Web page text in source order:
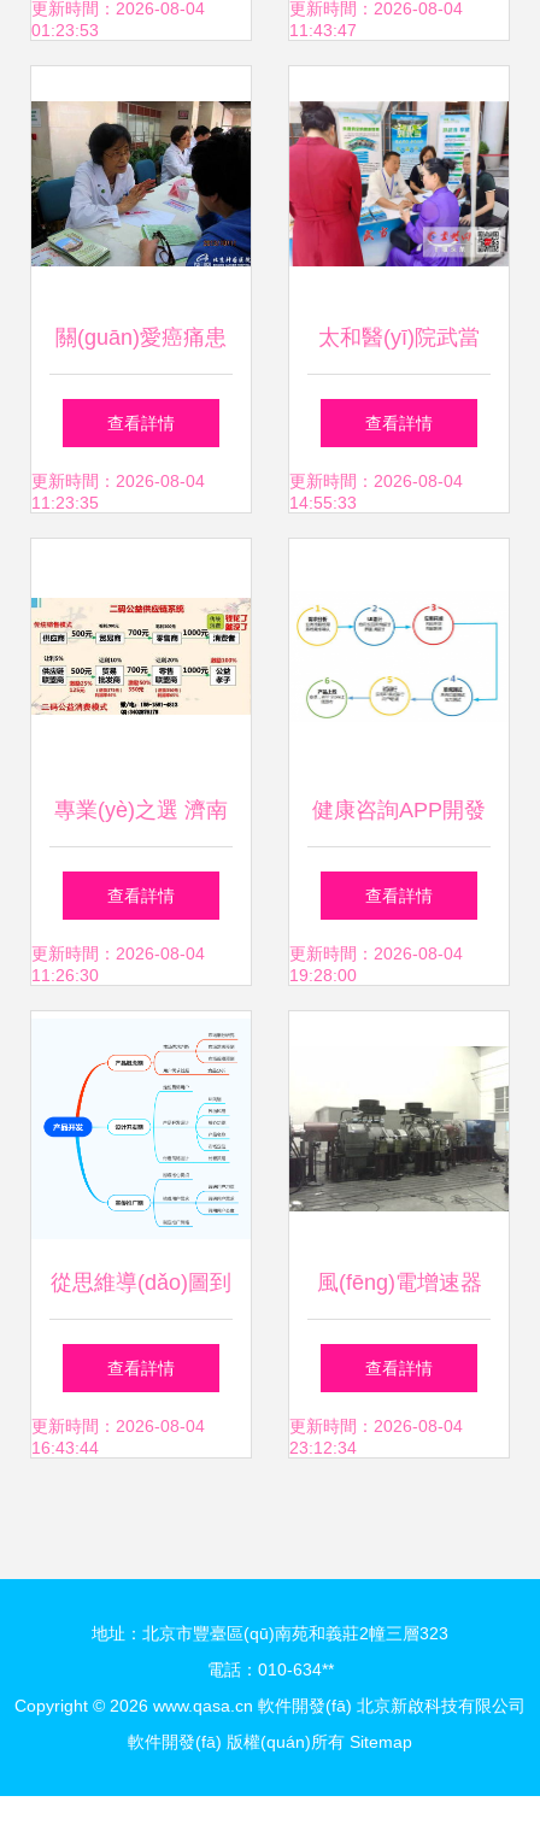
發(fā)藝術(shù)
更新時間：2026-08-04
01:23:53
(wù)點亮健康之路
更新時間：2026-08-04
11:43:47
關(guān)愛癌痛患
者，享受無痛人生
——健康咨詢活動
查看詳情
更新時間：2026-08-04
11:23:35
太和醫(yī)院武當
(dāng)山院區(qū)
康養(yǎng)項目推
界，智慧醫(yī)療與
軟件開發(fā)共繪
查看詳情
更新時間：2026-08-04
14:55:33
專業(yè)之選 濟南
捷森科技，打造優
(yōu)質(zhì)二碼公
(tǒng)APP
查看詳情
更新時間：2026-08-04
11:26:30
健康咨詢APP開發
(fā)指南 機遇、功
能與未來趨勢
查看詳情
更新時間：2026-08-04
19:28:00
從思維導(dǎo)圖到
健康方案 用迅捷流
程圖軟件高效規
詢
查看詳情
更新時間：2026-08-04
16:43:44
風(fēng)電增速器
精密制造與智能軟
件的雙重賦能
查看詳情
更新時間：2026-08-04
23:12:34
地址：北京市豐臺區(qū)南苑和義莊2幢三層323
電話：010-634**
Copyright © 2026 www.qasa.cn 軟件開發(fā) 北京新啟科技有限公司
軟件開發(fā) 版權(quán)所有 Sitemap